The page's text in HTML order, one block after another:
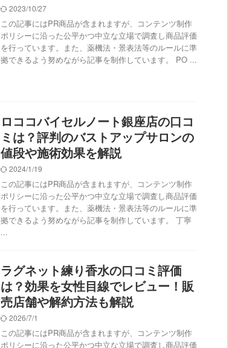
2023/10/27
この記事にはPR商品が含まれますが、コンテンツ制作
ポリシーに沿った公平かつ中立な立場で調査し商品評価
を行っています。また、薬機法・景表法等のルールに準
拠できるよう努めながら記事を制作しています。 PO ...
ロココバイセルノート銀座店の口コ
ミは？評判のバストアップサロンの
値段や施術効果を解説
2024/1/19
この記事にはPR商品が含まれますが、コンテンツ制作
ポリシーに沿った公平かつ中立な立場で調査し商品評価
を行っています。また、薬機法・景表法等のルールに準
拠できるよう努めながら記事を制作しています。 丁寧
...
ラグネット練り香水の口コミ評価
は？効果を女性目線でレビュー！販
売店舗や解約方法も解説
2026/7/1
この記事にはPR商品が含まれますが、コンテンツ制作
ポリシーに沿った公平かつ中立な立場で調査し商品評価